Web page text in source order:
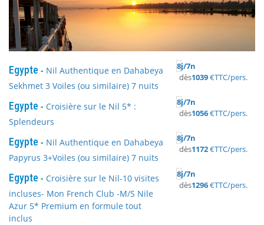
Egypte - Nil Authentique en Dahabeya
Sekhmet 3 Voiles (ou similaire) 7 nuits
8j/7n
dès1039€TTC/pers.
Egypte - Croisière sur le Nil 5* :
Splendeurs
8j/7n
dès1056€TTC/pers.
Egypte - Nil Authentique en Dahabeya
Papyrus 3+Voiles (ou similaire) 7 nuits
8j/7n
dès1172€TTC/pers.
Egypte - Croisière sur le Nil-10 visites
incluses- Mon French Club -M/S Nile
Azur 5* Premium en formule tout
inclus
8j/7n
dès1296€TTC/pers.